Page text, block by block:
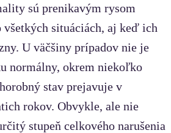
sú prenikavým rysom
všetkých situáciách, aj keď ich
U väčšiny prípadov nie je
normálny, okrem niekoľko
stav prejavuje v
rokov. Obvykle, ale nie
stupeň celkového narušenia